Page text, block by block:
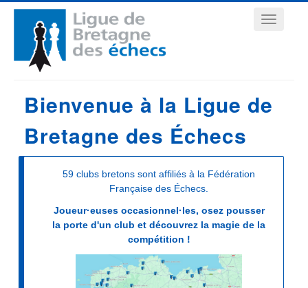
Aller
contenu
principal
Navigation
principale
Bienvenue à la Ligue de
Bretagne des Échecs
59 clubs bretons sont affiliés à la Fédération
Française des Échecs.
Joueur·euses occasionnel·les, osez pousser
la porte d'un club et découvrez la magie de la
compétition !